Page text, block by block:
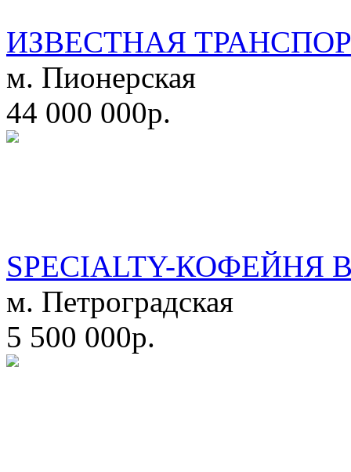
ИЗВЕСТНАЯ
м. Пионерская
44 000 000р.
SPECIALTY-
м. Петроградская
5 500 000р.